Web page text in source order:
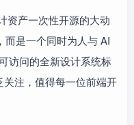
资产一次性开源的大动
而是一个同时为人与 AI
访问的全新设计系统标
注，值得每一位前端开